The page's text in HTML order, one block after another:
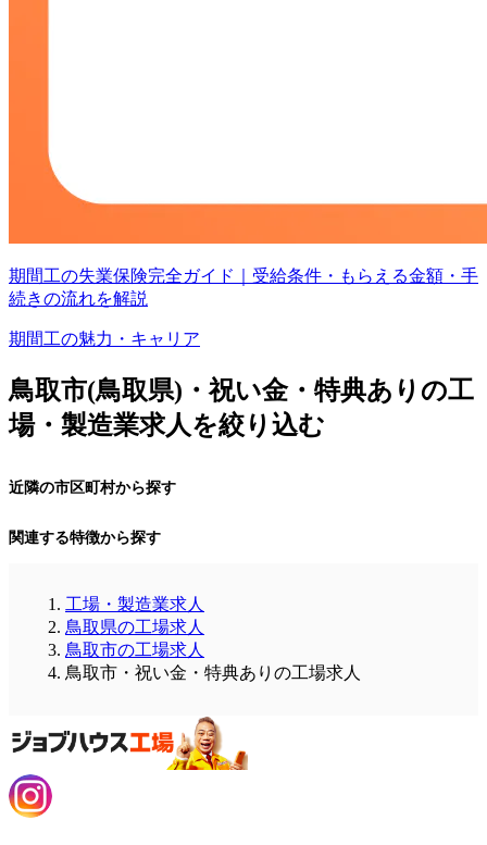
期間工の失業保険完全ガイド｜受給条件・もらえる金額・手
続きの流れを解説
期間工の魅力・キャリア
鳥取市(鳥取県)・祝い金・特典ありの工
場・製造業求人を絞り込む
近隣の市区町村から探す
関連する特徴から探す
工場・製造業求人
鳥取県の工場求人
鳥取市の工場求人
鳥取市・祝い金・特典ありの工場求人